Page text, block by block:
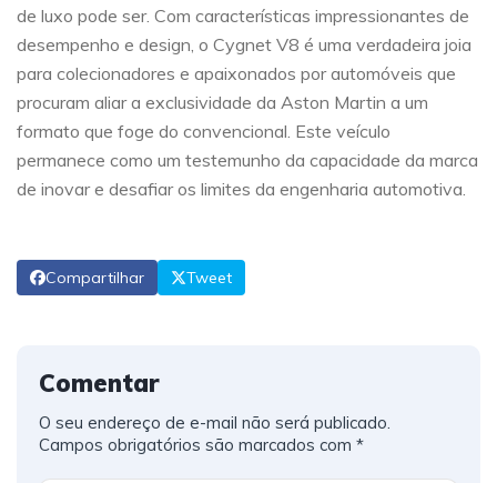
de luxo pode ser. Com características impressionantes de
desempenho e design, o Cygnet V8 é uma verdadeira joia
para colecionadores e apaixonados por automóveis que
procuram aliar a exclusividade da Aston Martin a um
formato que foge do convencional. Este veículo
permanece como um testemunho da capacidade da marca
de inovar e desafiar os limites da engenharia automotiva.
Compartilhar Tweet
Comentar
O seu endereço de e-mail não será publicado.
Campos obrigatórios são marcados com *